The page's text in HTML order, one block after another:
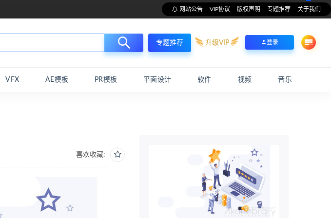
网站公告 VIP协议 版权声明 专题推荐 关于我们
专题推荐 升级VIP 登录
VFX AE模板 PR模板 平面设计 软件 视频 音乐
喜欢收藏: